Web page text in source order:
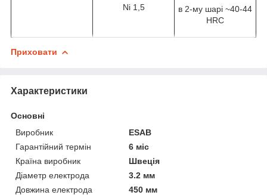
Ni 1,5
в 2-му шарі ~40-44
HRC
Приховати
Характеристики
Основні
Виробник
ESAB
Гарантійний термін
6 міс
Країна виробник
Швеція
Діаметр електрода
3.2 мм
Довжина електрода
450 мм